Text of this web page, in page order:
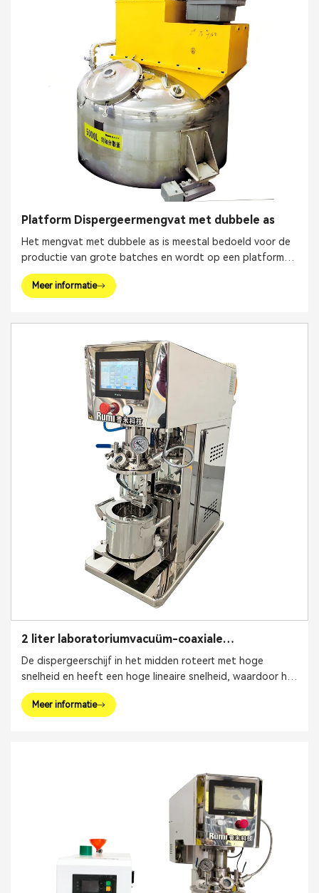
Platform Dispergeermengvat met dubbele as
Het mengvat met dubbele as is meestal bedoeld voor de
productie van grote batches en wordt op een platform
geïnstalleerd. Het omvat een ankerroerwerk en een
hogesnelheidsdispergeerinrichting.
Meer informatie
2 liter laboratoriumvacuüm-coaxiale
dispergeerinrichting met PTFE-schraper
De dispergeerschijf in het midden roteert met hoge
snelheid en heeft een hoge lineaire snelheid, waardoor het
poeder snel in de vloeistof oplost en agglomeratie wordt
voorkomen.
Meer informatie